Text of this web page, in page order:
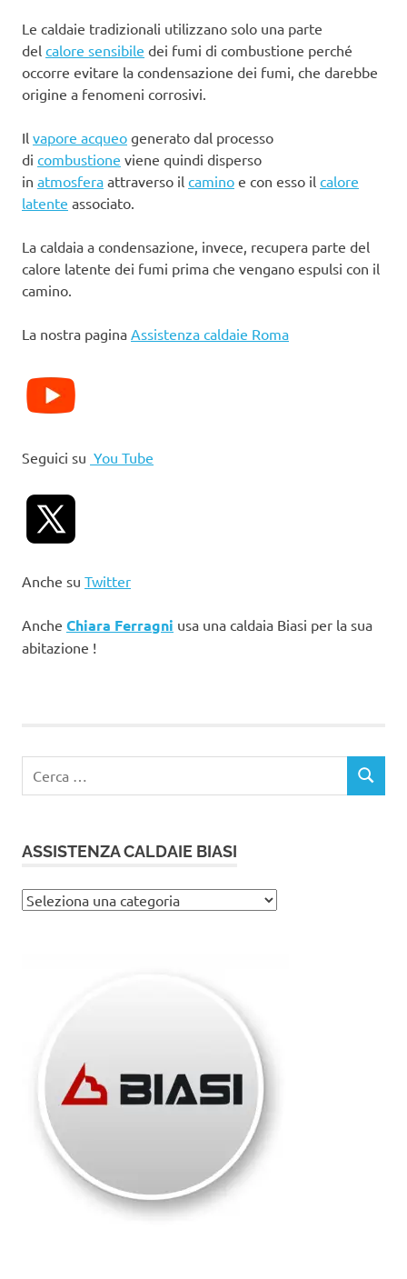
Le caldaie tradizionali utilizzano solo una parte
del calore sensibile dei fumi di combustione perché
occorre evitare la condensazione dei fumi, che darebbe
origine a fenomeni corrosivi.
Il vapore acqueo generato dal processo
di combustione viene quindi disperso
in atmosfera attraverso il camino e con esso il calore
latente associato.
La caldaia a condensazione, invece, recupera parte del
calore latente dei fumi prima che vengano espulsi con il
camino.
La nostra pagina Assistenza caldaie Roma
Seguici su You Tube
Anche su Twitter
Anche Chiara Ferragni usa una caldaia Biasi per la sua
abitazione !
CERCA
ASSISTENZA CALDAIE BIASI
Assistenza